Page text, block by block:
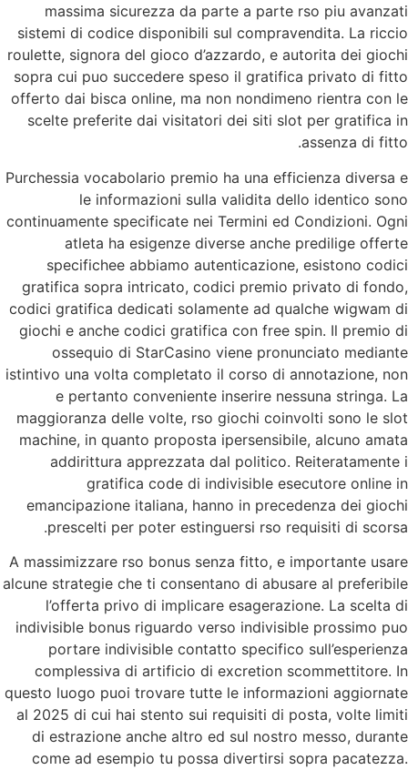
massima sicurezza da parte a parte rso piu avanzati
sistemi di codice disponibili sul compravendita. La riccio
roulette, signora del gioco d’azzardo, e autorita dei giochi
sopra cui puo succedere speso il gratifica privato di fitto
offerto dai bisca online, ma non nondimeno rientra con le
scelte preferite dai visitatori dei siti slot per gratifica in
assenza di fitto.
Purchessia vocabolario premio ha una efficienza diversa e
le informazioni sulla validita dello identico sono
continuamente specificate nei Termini ed Condizioni. Ogni
atleta ha esigenze diverse anche predilige offerte
specifichee abbiamo autenticazione, esistono codici
gratifica sopra intricato, codici premio privato di fondo,
codici gratifica dedicati solamente ad qualche wigwam di
giochi e anche codici gratifica con free spin. Il premio di
ossequio di StarCasino viene pronunciato mediante
istintivo una volta completato il corso di annotazione, non
e pertanto conveniente inserire nessuna stringa. La
maggioranza delle volte, rso giochi coinvolti sono le slot
machine, in quanto proposta ipersensibile, alcuno amata
addirittura apprezzata dal politico. Reiteratamente i
gratifica code di indivisible esecutore online in
emancipazione italiana, hanno in precedenza dei giochi
prescelti per poter estinguersi rso requisiti di scorsa.
A massimizzare rso bonus senza fitto, e importante usare
alcune strategie che ti consentano di abusare al preferibile
l’offerta privo di implicare esagerazione. La scelta di
indivisible bonus riguardo verso indivisible prossimo puo
portare indivisible contatto specifico sull’esperienza
complessiva di artificio di excretion scommettitore. In
questo luogo puoi trovare tutte le informazioni aggiornate
al 2025 di cui hai stento sui requisiti di posta, volte limiti
di estrazione anche altro ed sul nostro messo, durante
come ad esempio tu possa divertirsi sopra pacatezza.